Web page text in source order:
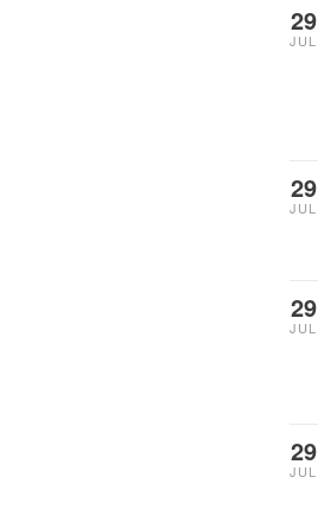
29
JUL
29
JUL
29
JUL
29
JUL